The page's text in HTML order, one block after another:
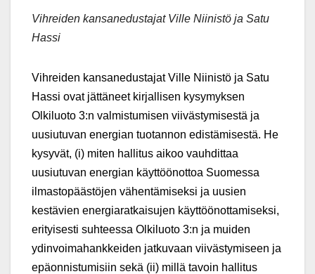
Vihreiden kansanedustajat Ville Niinistö ja Satu
Hassi
Vihreiden kansanedustajat Ville Niinistö ja Satu
Hassi ovat jättäneet kirjallisen kysymyksen
Olkiluoto 3:n valmistumisen viivästymisestä ja
uusiutuvan energian tuotannon edistämisestä. He
kysyvät, (i) miten hallitus aikoo vauhdittaa
uusiutuvan energian käyttöönottoa Suomessa
ilmastopäästöjen vähentämiseksi ja uusien
kestävien energiaratkaisujen käyttöönottamiseksi,
erityisesti suhteessa Olkiluoto 3:n ja muiden
ydinvoimahankkeiden jatkuvaan viivästymiseen ja
epäonnistumisiin sekä (ii) millä tavoin hallitus